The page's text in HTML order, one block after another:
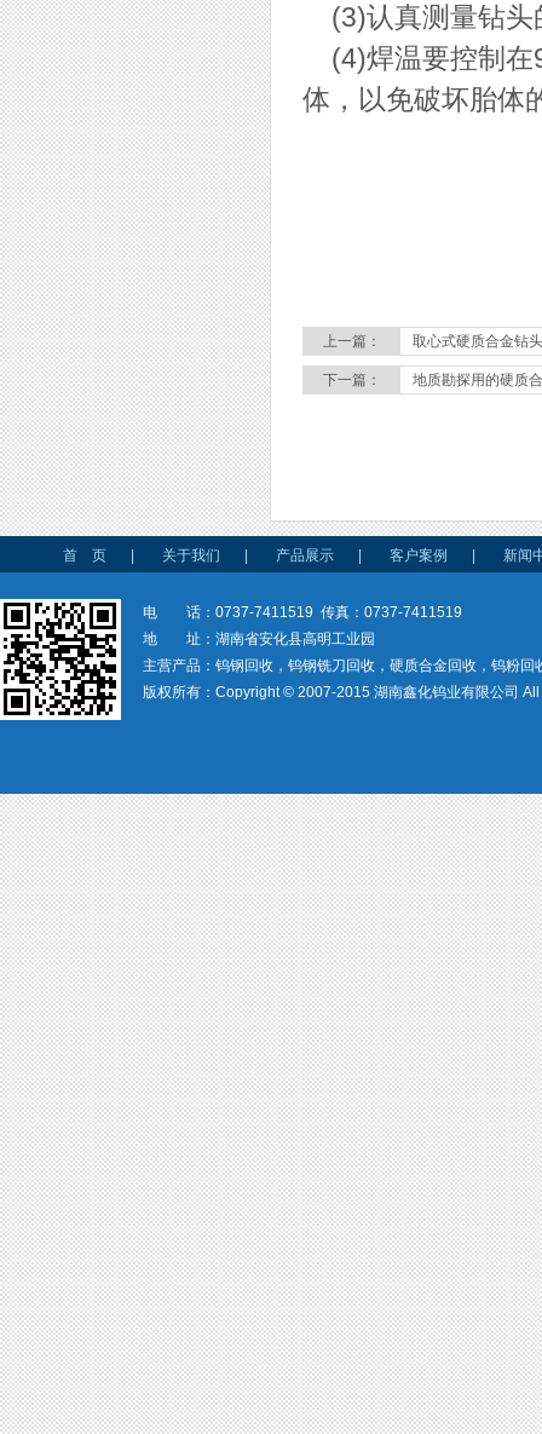
(3)认真测量钻头
(4)焊温要控制在
体，以免破坏胎体
上一篇： 取心式硬质合金钻头
下一篇： 地质勘探用的硬质
首 页 关于我们 产品展示 客户案例 新闻
电 话：0737-7411519 传真：0737-7411519
地 址：湖南省安化县高明工业园
主营产品：钨钢回收，钨钢铣刀回收，硬质合金回收，钨粉回
版权所有：Copyright © 2007-2015 湖南鑫化钨业有限公司